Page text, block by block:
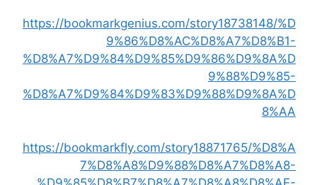
https://bookmarkgenius.com/story18738148/%D
9%86%D8%AC%D8%A7%D8%B1-
%D8%A7%D9%84%D9%85%D9%86%D9%8A%D
9%88%D9%85-
%D8%A7%D9%84%D9%83%D9%88%D9%8A%D
8%AA
https://bookmarkfly.com/story18871765/%D8%A
7%D8%A8%D9%88%D8%A7%D8%A8-